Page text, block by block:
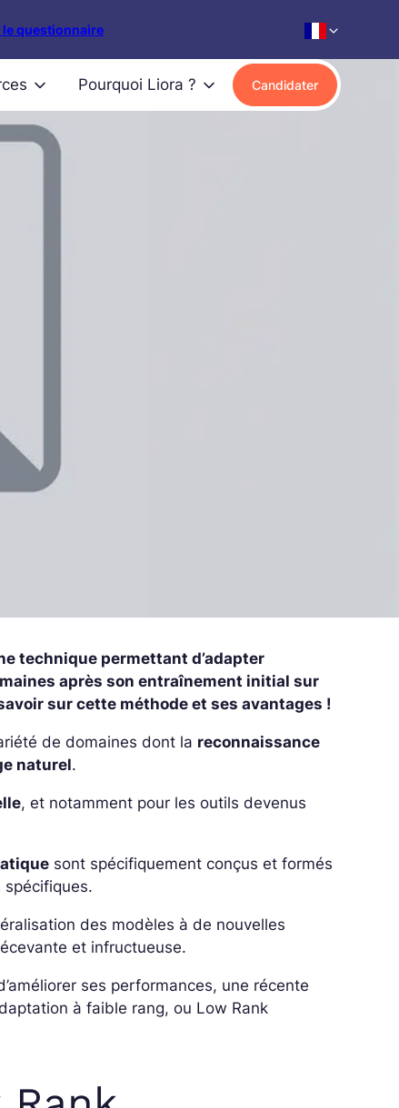
le questionnaire
Pourquoi Liora ? Candidater
technique permettant d’adapter
après son entraînement initial sur
sur cette méthode et ses avantages !
de domaines dont la reconnaissance
naturel.
, et notamment pour les outils devenus
sont spécifiquement conçus et formés
des modèles à de nouvelles
et infructueuse.
ses performances, une récente
à faible rang, ou Low Rank